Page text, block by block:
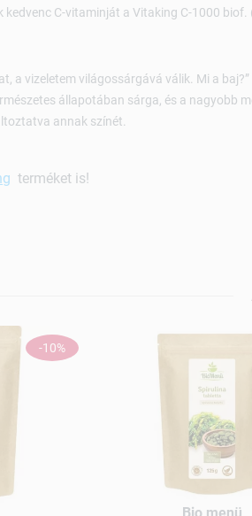
kedvenc C-vitaminját a Vitaking C-1000
a vizeletem világossárgává válik. Mi a baj?”
állapotában sárga, és a nagyobb
annak színét.
terméket is!
-10%